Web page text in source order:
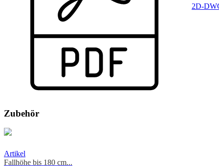
2D-
Zubehör
Artikel
Fallhöhe bis 180 cm...